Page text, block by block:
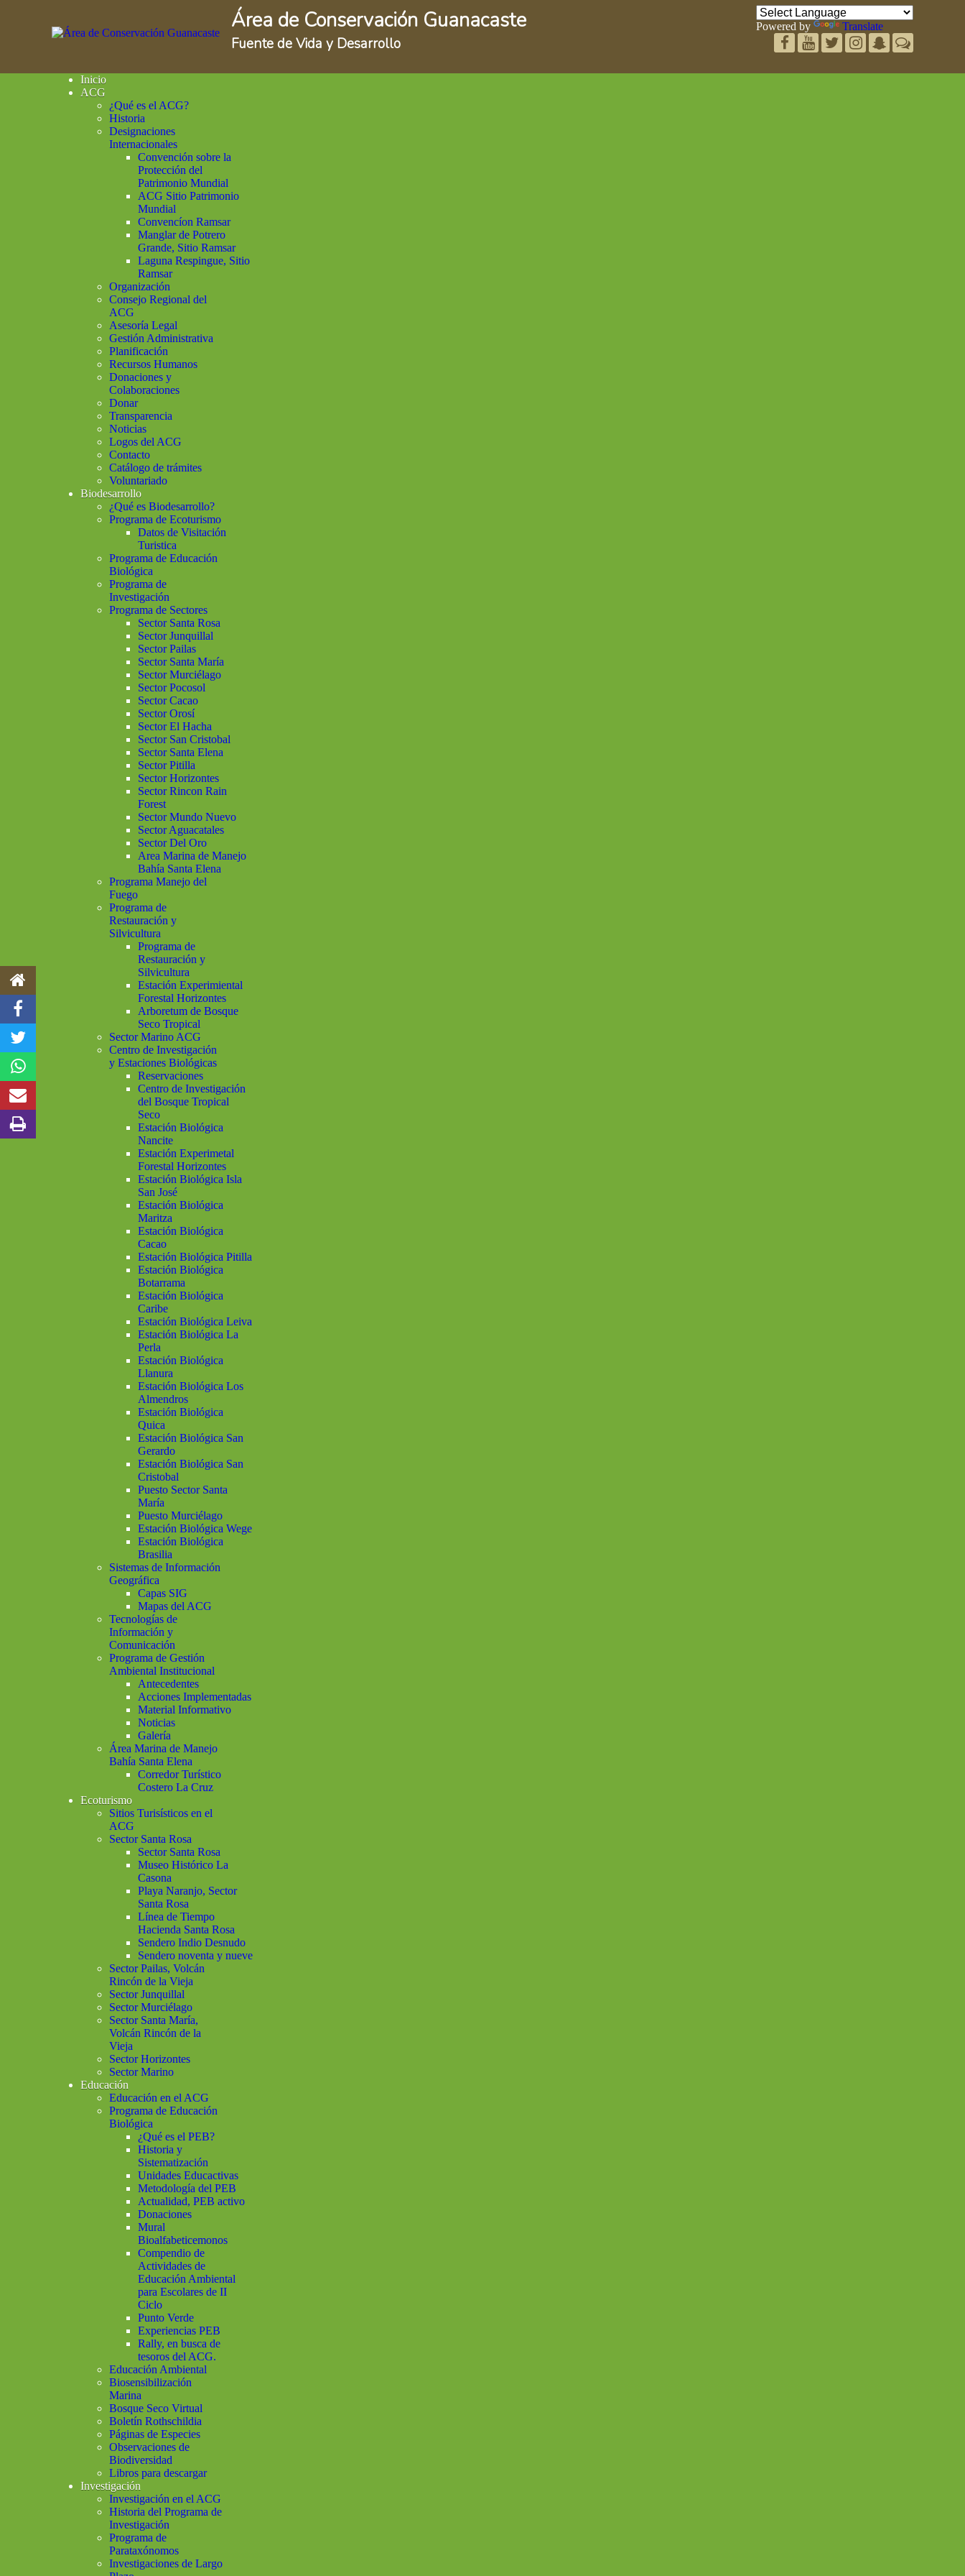
Área de Conservación Guanacaste
Fuente de Vida y Desarrollo
Powered by Translate
Inicio
ACG
¿Qué es el ACG?
Historia
Designaciones
Internacionales
Convención sobre la
Protección del
Patrimonio Mundial
ACG Sitio Patrimonio
Mundial
Convencíon Ramsar
Manglar de Potrero
Grande, Sitio Ramsar
Laguna Respingue, Sitio
Ramsar
Organización
Consejo Regional del
ACG
Asesoría Legal
Gestión Administrativa
Planificación
Recursos Humanos
Donaciones y
Colaboraciones
Donar
Transparencia
Noticias
Logos del ACG
Contacto
Catálogo de trámites
Voluntariado
Biodesarrollo
¿Qué es Biodesarrollo?
Programa de Ecoturismo
Datos de Visitación
Turistica
Programa de Educación
Biológica
Programa de
Investigación
Programa de Sectores
Sector Santa Rosa
Sector Junquillal
Sector Pailas
Sector Santa María
Sector Murciélago
Sector Pocosol
Sector Cacao
Sector Orosí
Sector El Hacha
Sector San Cristobal
Sector Santa Elena
Sector Pitilla
Sector Horizontes
Sector Rincon Rain
Forest
Sector Mundo Nuevo
Sector Aguacatales
Sector Del Oro
Area Marina de Manejo
Bahía Santa Elena
Programa Manejo del
Fuego
Programa de
Restauración y
Silvicultura
Programa de
Restauración y
Silvicultura
Estación Experimiental
Forestal Horizontes
Arboretum de Bosque
Seco Tropical
Sector Marino ACG
Centro de Investigación
y Estaciones Biológicas
Reservaciones
Centro de Investigación
del Bosque Tropical
Seco
Estación Biológica
Nancite
Estación Experimetal
Forestal Horizontes
Estación Biológica Isla
San José
Estación Biológica
Maritza
Estación Biológica
Cacao
Estación Biológica Pitilla
Estación Biológica
Botarrama
Estación Biológica
Caribe
Estación Biológica Leiva
Estación Biológica La
Perla
Estación Biológica
Llanura
Estación Biológica Los
Almendros
Estación Biológica
Quica
Estación Biológica San
Gerardo
Estación Biológica San
Cristobal
Puesto Sector Santa
María
Puesto Murciélago
Estación Biológica Wege
Estación Biológica
Brasilia
Sistemas de Información
Geográfica
Capas SIG
Mapas del ACG
Tecnologías de
Información y
Comunicación
Programa de Gestión
Ambiental Institucional
Antecedentes
Acciones Implementadas
Material Informativo
Noticias
Galería
Área Marina de Manejo
Bahía Santa Elena
Corredor Turístico
Costero La Cruz
Ecoturismo
Sitios Turisísticos en el
ACG
Sector Santa Rosa
Sector Santa Rosa
Museo Histórico La
Casona
Playa Naranjo, Sector
Santa Rosa
Línea de Tiempo
Hacienda Santa Rosa
Sendero Indio Desnudo
Sendero noventa y nueve
Sector Pailas, Volcán
Rincón de la Vieja
Sector Junquillal
Sector Murciélago
Sector Santa María,
Volcán Rincón de la
Vieja
Sector Horizontes
Sector Marino
Educación
Educación en el ACG
Programa de Educación
Biológica
¿Qué es el PEB?
Historia y
Sistematización
Unidades Educactivas
Metodología del PEB
Actualidad, PEB activo
Donaciones
Mural
Bioalfabeticemonos
Compendio de
Actividades de
Educación Ambiental
para Escolares de II
Ciclo
Punto Verde
Experiencias PEB
Rally, en busca de
tesoros del ACG.
Educación Ambiental
Biosensibilización
Marina
Bosque Seco Virtual
Boletín Rothschildia
Páginas de Especies
Observaciones de
Biodiversidad
Libros para descargar
Investigación
Investigación en el ACG
Historia del Programa de
Investigación
Programa de
Parataxónomos
Investigaciones de Largo